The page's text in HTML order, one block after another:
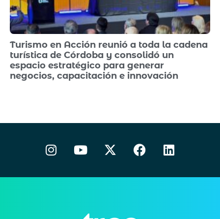
Turismo en Acción reunió a toda la cadena
turística de Córdoba y consolidó un
espacio estratégico para generar
negocios, capacitación e innovación